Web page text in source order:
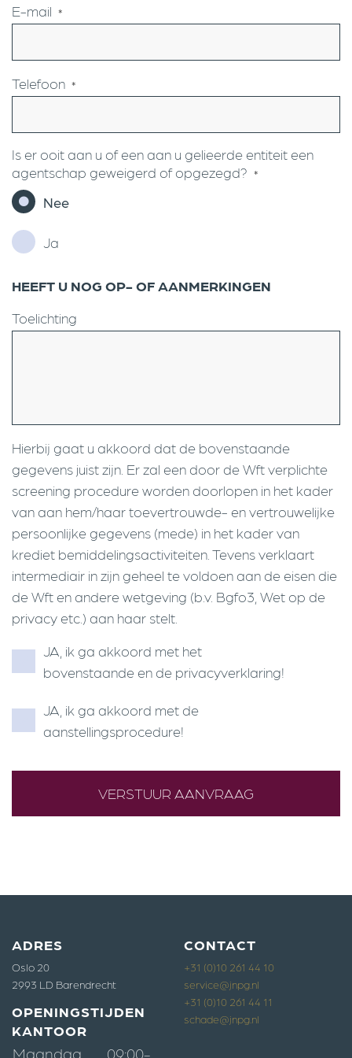
E-mail *
Telefoon *
Is er ooit aan u of een aan u gelieerde entiteit een
agentschap geweigerd of opgezegd? *
Nee
Ja
HEEFT U NOG OP- OF AANMERKINGEN
Toelichting
Hierbij gaat u akkoord dat de bovenstaande
gegevens juist zijn. Er zal een door de Wft verplichte
screening procedure worden doorlopen in het kader
van aan hem/haar toevertrouwde- en vertrouwelijke
persoonlijke gegevens (mede) in het kader van
krediet bemiddelingsactiviteiten. Tevens verklaart
intermediair in zijn geheel te voldoen aan de eisen die
de Wft en andere wetgeving (b.v. Bgfo3, Wet op de
privacy etc.) aan haar stelt.
JA, ik ga akkoord met het
bovenstaande en de privacyverklaring!
JA, ik ga akkoord met de
aanstellingsprocedure!
ADRES
Oslo 20
2993 LD Barendrecht
OPENINGSTIJDEN
KANTOOR
Maandag 09:00-
CONTACT
+31 (0)10 261 44 10
service@jnpg.nl
+31 (0)10 261 44 11
schade@jnpg.nl